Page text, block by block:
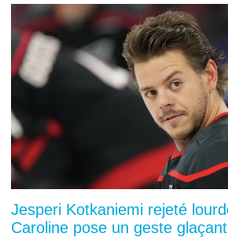
Jesperi Kotkaniemi rejeté
Caroline pose un geste glaçant